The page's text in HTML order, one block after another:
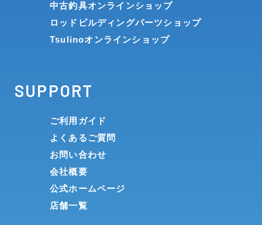
中古釣具オンラインショップ
ロッドビルディングパーツショップ
Tsulinoオンラインショップ
SUPPORT
ご利用ガイド
よくあるご質問
お問い合わせ
会社概要
公式ホームページ
店舗一覧